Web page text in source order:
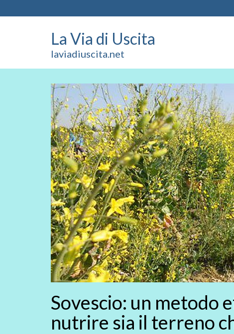
La Via di Uscita
laviadiuscita.net
Sovescio: un metodo
nutrire sia il terreno